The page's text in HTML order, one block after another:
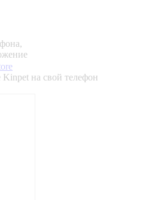
на свой телефон